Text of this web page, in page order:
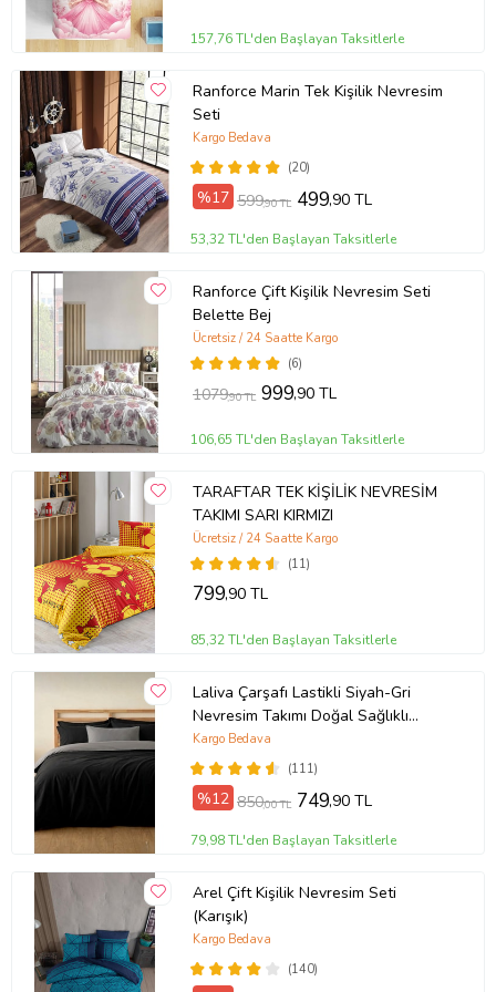
157,76 TL'den Başlayan Taksitlerle
Ranforce Marin Tek Kişilik Nevresim
Seti
(20)
Kargo Bedava
%17 599,90 TL 499,90 TL
53,32 TL'den Başlayan Taksitlerle
Ranforce Çift Kişilik Nevresim Seti
Belette Bej
(6)
Ücretsiz / 24 Saatte Kargo
1079,90 TL 999,90 TL
106,65 TL'den Başlayan Taksitlerle
TARAFTAR TEK KİŞİLİK NEVRESİM
TAKIMI SARI KIRMIZI
(11)
Ücretsiz / 24 Saatte Kargo
799,90 TL
85,32 TL'den Başlayan Taksitlerle
Laliva Çarşafı Lastikli Siyah-Gri
Nevresim Takımı Doğal Sağlıklı
Pamuk Çift Kişilik Ranforce
(111)
Kargo Bedava
%12 850,00 TL 749,90 TL
79,98 TL'den Başlayan Taksitlerle
Arel Çift Kişilik Nevresim Seti
(Karışık)
(140)
Kargo Bedava